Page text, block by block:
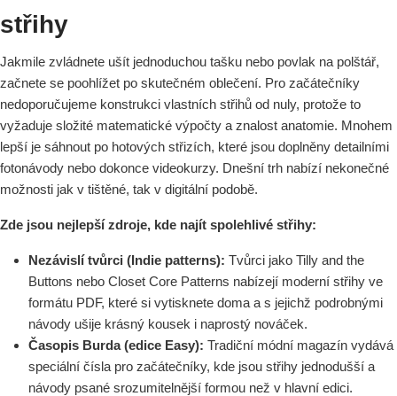
střihy
Jakmile zvládnete ušít jednoduchou tašku nebo povlak na polštář,
začnete se poohlížet po skutečném oblečení. Pro začátečníky
nedoporučujeme konstrukci vlastních střihů od nuly, protože to
vyžaduje složité matematické výpočty a znalost anatomie. Mnohem
lepší je sáhnout po hotových střizích, které jsou doplněny detailními
fotonávody nebo dokonce videokurzy. Dnešní trh nabízí nekonečné
možnosti jak v tištěné, tak v digitální podobě.
Zde jsou nejlepší zdroje, kde najít spolehlivé střihy:
Nezávislí tvůrci (Indie patterns): Tvůrci jako Tilly and the
Buttons nebo Closet Core Patterns nabízejí moderní střihy ve
formátu PDF, které si vytisknete doma a s jejichž podrobnými
návody ušije krásný kousek i naprostý nováček.
Časopis Burda (edice Easy): Tradiční módní magazín vydává
speciální čísla pro začátečníky, kde jsou střihy jednodušší a
návody psané srozumitelnější formou než v hlavní edici.